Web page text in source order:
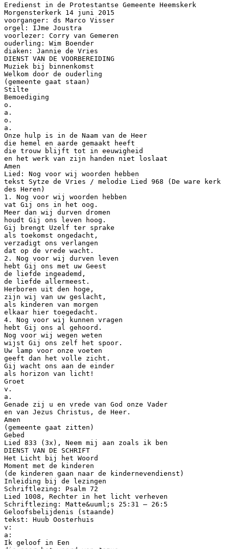
Eredienst in de Protestantse Gemeente Heemskerk
Morgensterkerk 14 juni 2015
voorganger: ds Marco Visser
orgel: IJme Joustra
voorlezer: Corry van Gemeren
ouderling: Wim Boender
diaken: Jannie de Vries
DIENST VAN DE VOORBEREIDING
Muziek bij binnenkomst
Welkom door de ouderling
(gemeente gaat staan)
Stilte
Bemoediging
o.
a.
o.
a.
Onze hulp is in de Naam van de Heer
die hemel en aarde gemaakt heeft
die trouw blijft tot in eeuwigheid
en het werk van zijn handen niet loslaat
Amen
Lied: Nog voor wij woorden hebben
tekst Sytze de Vries / melodie Lied 968 (De ware kerk
des Heren)
1. Nog voor wij woorden hebben
vat Gij ons in het oog.
Meer dan wij durven dromen
houdt Gij ons leven hoog.
Gij brengt Uzelf ter sprake
als toekomst ongedacht,
verzadigt ons verlangen
dat op de vrede wacht.
2. Nog voor wij durven leven
hebt Gij ons met uw Geest
de liefde ingeademd,
de liefde allermeest.
Herboren uit den hoge,
zijn wij van uw geslacht,
als kinderen van morgen
elkaar hier toegedacht.
4. Nog voor wij kunnen vragen
hebt Gij ons al gehoord.
Nog voor wij wegen weten
wijst Gij ons zelf het spoor.
Uw lamp voor onze voeten
geeft dan het volle zicht.
Gij wacht ons aan de einder
als horizon van licht!
Groet
v.
a.
Genade zij u en vrede van God onze Vader
en van Jezus Christus, de Heer.
Amen
(gemeente gaat zitten)
Gebed
Lied 833 (3x), Neem mij aan zoals ik ben
DIENST VAN DE SCHRIFT
Het Licht bij het Woord
Moment met de kinderen
(de kinderen gaan naar de kindernevendienst)
Inleiding bij de lezingen
Schriftlezing: Psalm 72
Lied 1008, Rechter in het licht verheven
Schriftlezing: Matte&uuml;s 25:31 – 26:5
Geloofsbelijdenis (staande)
tekst: Huub Oosterhuis
v:
a:
Ik geloof in Een